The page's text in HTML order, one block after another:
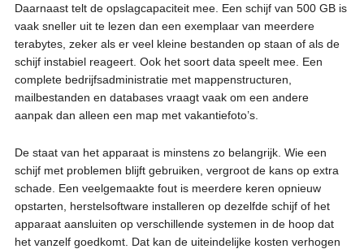
Daarnaast telt de opslagcapaciteit mee. Een schijf van 500 GB is
vaak sneller uit te lezen dan een exemplaar van meerdere
terabytes, zeker als er veel kleine bestanden op staan of als de
schijf instabiel reageert. Ook het soort data speelt mee. Een
complete bedrijfsadministratie met mappenstructuren,
mailbestanden en databases vraagt vaak om een andere
aanpak dan alleen een map met vakantiefoto’s.
De staat van het apparaat is minstens zo belangrijk. Wie een
schijf met problemen blijft gebruiken, vergroot de kans op extra
schade. Een veelgemaakte fout is meerdere keren opnieuw
opstarten, herstelsoftware installeren op dezelfde schijf of het
apparaat aansluiten op verschillende systemen in de hoop dat
het vanzelf goedkomt. Dat kan de uiteindelijke kosten verhogen